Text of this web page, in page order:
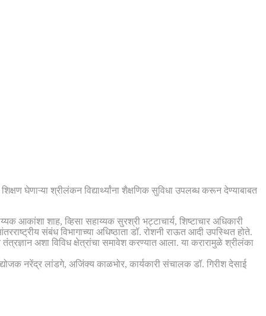
घेणाऱ्या श्रीलंकन विद्यार्थ्यांना शैक्षणिक सुविधा उपलब्ध करून देण्याबाबत
आकांशा शाह, व्हिसा सहाय्यक सुरश्री भट्टाचार्य, शिष्टाचार अधिकारी
संबंध विभागाच्या अधिष्ठाता डॉ. रोशनी राऊत आदी उपस्थित होते.
अशा विविध क्षेत्रांचा समावेश करण्यात आला. या करारामुळे श्रीलंका
नरेंद्र लांडगे, अजिंक्य काळभोर, कार्यकारी संचालक डॉ. गिरीश देसाई